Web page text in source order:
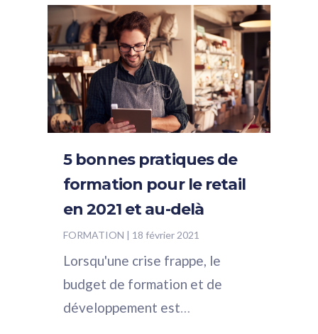
en...
5 bonnes pratiques de
formation pour le retail
en 2021 et au-delà
FORMATION | 18 février 2021
Lorsqu'une crise frappe, le
budget de formation et de
développement est